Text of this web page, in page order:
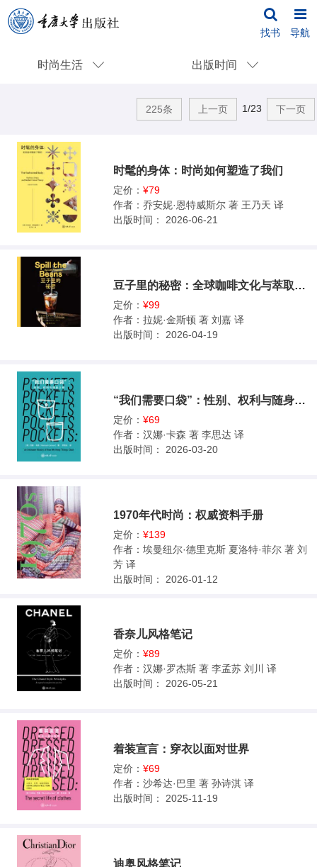
找书 导航
时尚生活 出版时间
225条 上一页 1/23 下一页
时髦的身体：时尚如何塑造了我们
定价： ¥79
作者： 乔安妮·恩特威斯尔 著 王乃天 译
出版时间：
2026-06-21
豆子里的秘密：全球咖啡文化与萃取方案
定价： ¥99
作者： 拉妮·金斯顿 著 刘嘉 译
出版时间：
2026-04-19
“我们需要口袋”：性别、权利与随身之物
定价： ¥69
作者： 汉娜·卡森 著 李思达 译
出版时间：
2026-03-20
1970年代时尚：权威资料手册
定价： ¥139
作者： 埃曼纽尔·德里克斯 夏洛特·菲尔 著 刘
芳 译
出版时间：
2026-01-12
香奈儿风格笔记
定价： ¥89
作者： 汉娜·罗杰斯 著 李孟苏 刘川 译
出版时间：
2026-05-21
着装宣言：穿衣以面对世界
定价： ¥69
作者： 沙希达·巴里 著 孙诗淇 译
出版时间：
2025-11-19
迪奥风格笔记